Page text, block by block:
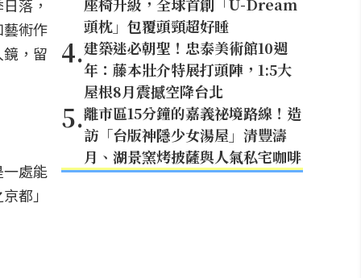
落，
術作
，留
處能
都」
頭枕」包覆頭頸超好睡
4.建築迷必朝聖！忠泰美術館10週
年：藤本壯介特展打頭陣，1:5大
屋根8月震撼空降台北
5.離市區15分鐘的嘉義祕境路線！造
訪「台版神隱少女湯屋」清豐濤
月、湖景窯烤披薩與人氣私宅咖啡